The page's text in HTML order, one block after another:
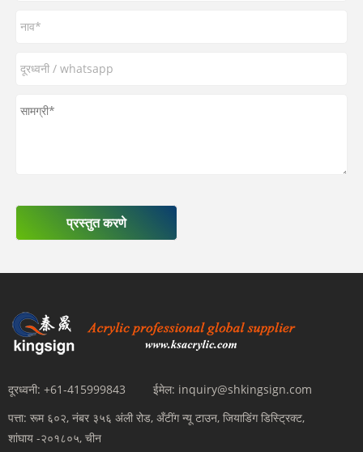
प्रस्तुत करणे
दूरध्वनी: +61-415999843 ईमेल: inquiry@shkingsign.com
पत्ता: रूम ६०२, नंबर ३५६ अंली रोड, अँटींग न्यू टाउन, जियाडिंग डिस्ट्रिक्ट,
शांघाय -२०१८०५, चीन